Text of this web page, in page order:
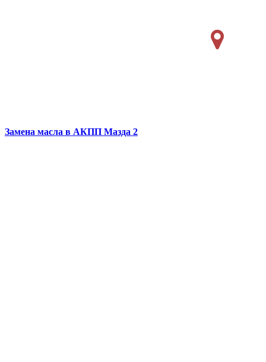
Замена масла в АКПП Мазда 2